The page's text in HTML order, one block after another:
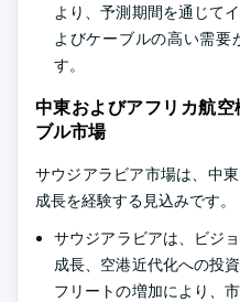
より、予測期間を通じて
よびケーブルの高い需要
す。
中東およびアフリカ航
ブル市場
サウジアラビア市場は、中
成長を経験する見込みです。
サウジアラビアは、ビジ
成長、空港近代化への投
フリートの増加により、